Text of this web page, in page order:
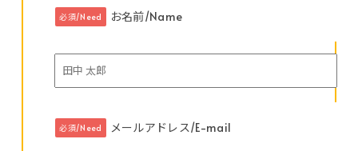
必須/Need お名前/Name
必須/Need メールアドレス/E-mail